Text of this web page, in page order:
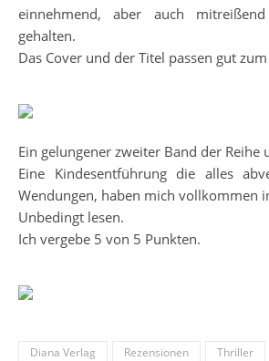
einnehmend, aber auch
gehalten.
Das Cover und der Titel passen gut
Ein gelungener zweiter Band der Reihe
Eine Kindesentführung die alles
Wendungen, haben mich vollkommen
Unbedingt lesen.
Ich vergebe 5 von 5 Punkten.
Diana Verlag Rezensionen Thriller